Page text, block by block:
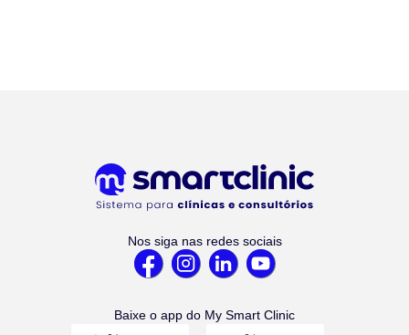
Nos siga nas redes sociais
Baixe o app do My Smart Clinic